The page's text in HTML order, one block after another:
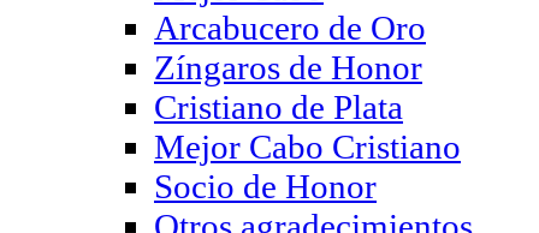
Arcabucero de Oro
Zíngaros de Honor
Cristiano de Plata
Mejor Cabo Cristiano
Socio de Honor